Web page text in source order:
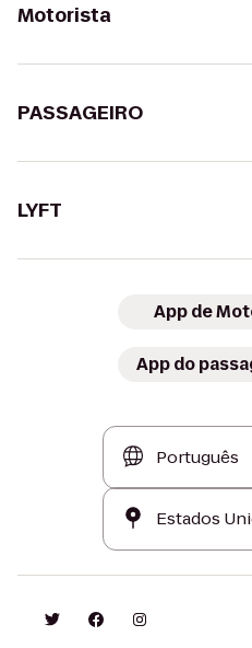
Motorista
PASSAGEIRO
LYFT
App de
App do